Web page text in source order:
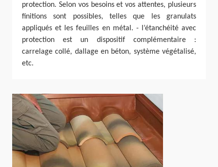
protection. Selon vos besoins et vos attentes, plusieurs
finitions sont possibles, telles que les granulats
appliqués et les feuilles en métal. - l’étanchéité avec
protection est un dispositif complémentaire :
carrelage collé, dallage en béton, système végétalisé,
etc.